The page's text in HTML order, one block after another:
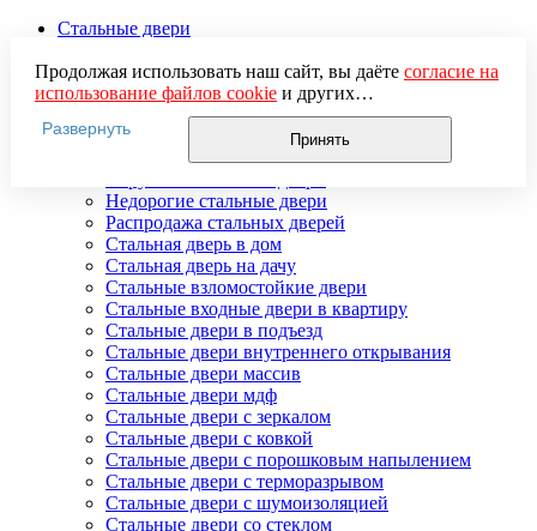
Стальные двери
Двери входные стальные в коттедж
Двери стальные распашные
Стальные двери для улицы
Двери стальные утепленные
Дверь стальная двупольная
Недорогие стальные двери
Распродажа стальных дверей
Стальная дверь в дом
Стальная дверь на дачу
Стальные взломостойкие двери
Стальные входные двери в квартиру
Стальные двери в подъезд
Стальные двери внутреннего открывания
Стальные двери массив
Стальные двери мдф
Стальные двери с зеркалом
Стальные двери с ковкой
Стальные двери с порошковым напылением
Стальные двери с терморазрывом
Стальные двери с шумоизоляцией
Стальные двери со стеклом
Продолжая использовать наш сайт, вы даёте согласие на
использование файлов cookieи других
пользовательских данных (включая IP-адрес, сведения о
местоположении, устройстве, действиях на сайте и т. п.)
для функционирования сайта, проведения
использования систем аналитики (например,
Яндекс.Метрика), в соответствии с нашей
обработки персональных данных.
Если вы не хотите, чтобы ваши данные обрабатывались,
настройте ограничения в браузере или покиньте сайт.
Развернуть
Принять